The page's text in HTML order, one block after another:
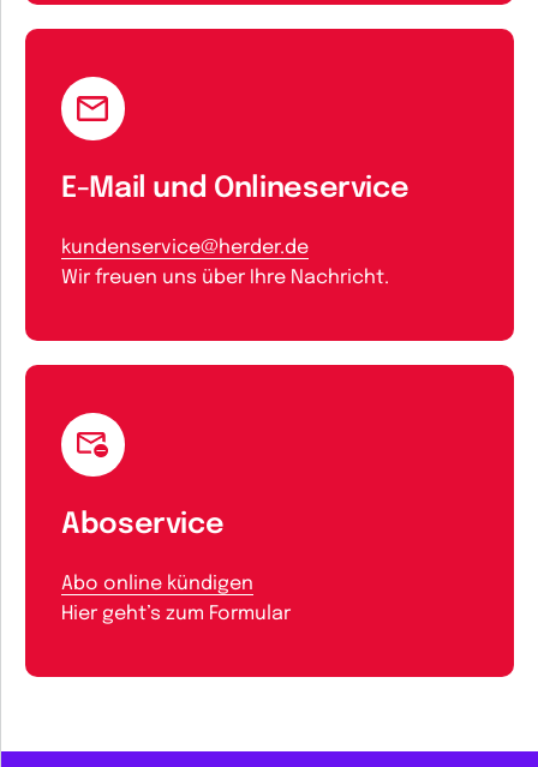
E-Mail und Onlineservice
kundenservice@herder.de
Wir freuen uns über Ihre Nachricht.
Aboservice
Abo online kündigen
Hier geht’s zum Formular